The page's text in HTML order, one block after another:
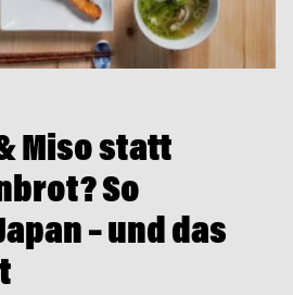
Miso statt
So
– und das